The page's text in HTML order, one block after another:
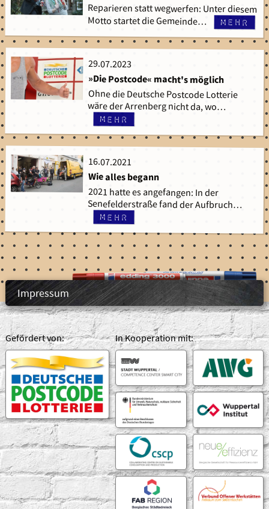
Reparieren statt wegwerfen: Unter diesem
Motto startet die Gemeinde… mehr
29.07.2023
29.07.2023
»Die Postcode« macht's möglich
Ohne die Deutsche Postcode Lotterie
wäre der Arrenberg nicht da, wo…
mehr
16.07.2021
16.07.2021
Wie alles begann
2021 hatte es angefangen: In der
Senefelderstraße fand der Aufbruch…
mehr
Impressum
Gefördert von: In Kooperation mit: